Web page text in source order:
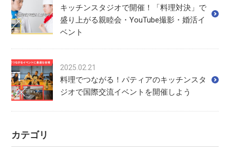
キッチンスタジオで開催！「料理対決」で
盛り上がる親睦会・YouTube撮影・婚活イ
ベント
2025.02.21
料理でつながる！パティアのキッチンスタ
ジオで国際交流イベントを開催しよう
カテゴリ